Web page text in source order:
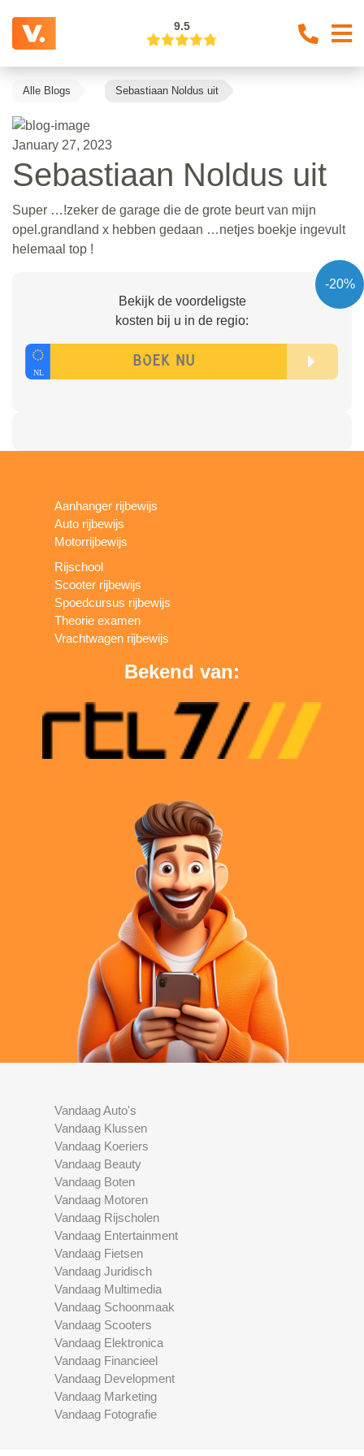
9.5
Alle Blogs Sebastiaan Noldus uit
January 27, 2023
Sebastiaan Noldus uit
Super …!zeker de garage die de grote beurt van mijn
opel.grandland x hebben gedaan …netjes boekje ingevult
helemaal top !
-20%
Bekijk de voordeligste
kosten bij u in de regio:
Aanhanger rijbewijs
Auto rijbewijs
Motorrijbewijs
Rijschool
Scooter rijbewijs
Spoedcursus rijbewijs
Theorie examen
Vrachtwagen rijbewijs
Bekend van:
Vandaag Auto's
Vandaag Klussen
Vandaag Koeriers
Vandaag Beauty
Vandaag Boten
Vandaag Motoren
Vandaag Rijscholen
Vandaag Entertainment
Vandaag Fietsen
Vandaag Juridisch
Vandaag Multimedia
Vandaag Schoonmaak
Vandaag Scooters
Vandaag Elektronica
Vandaag Financieel
Vandaag Development
Vandaag Marketing
Vandaag Fotografie